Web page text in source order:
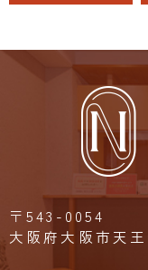
〒543-0054
大阪府大阪市天